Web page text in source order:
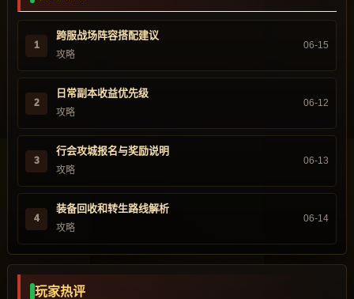
1
跨服战场阵容搭配建议
攻略
06-15
2
日常副本收益优先级
攻略
06-12
3
行会攻城报名与奖励说明
攻略
06-13
4
装备回收和转生路线解析
攻略
06-14
玩家热评